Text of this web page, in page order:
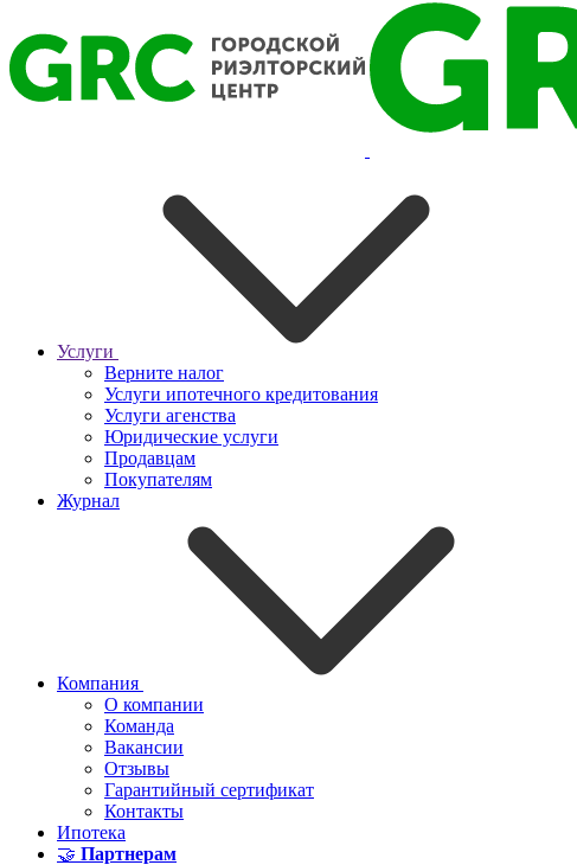
Услуги
Верните налог
Услуги ипотечного кредитования
Услуги агенства
Юридические услуги
Продавцам
Покупателям
Журнал
Компания
О компании
Команда
Вакансии
Отзывы
Гарантийный сертификат
Контакты
Ипотека
🤝 Партнерам